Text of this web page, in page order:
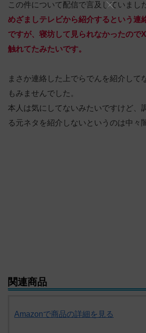
この件について配信で言及していまし
めざましテレビから紹介するという連
ですが、寝坊して見られなかったので
触れてたみたいです。
まさか連絡した上でらでんを紹介して
もみませんでした。
本人は気にしてないみたいですけど、
る元ネタを紹介しないというのは中々
関連商品
Amazonで商品の詳細を見る